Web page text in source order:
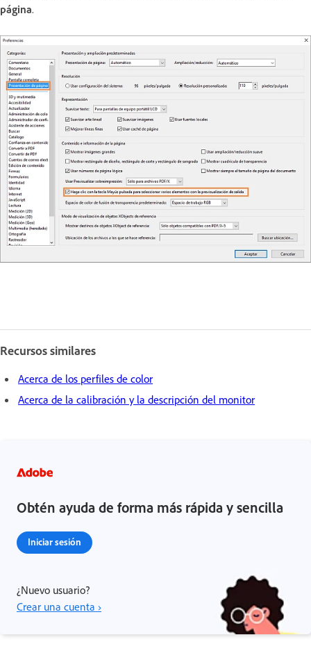
página.
Recursos similares
Acerca de los perfiles de color
Acerca de la calibración y la descripción del monitor
Obtén ayuda de forma más rápida y sencilla
Iniciar sesión
¿Nuevo usuario?
Crear una cuenta ›